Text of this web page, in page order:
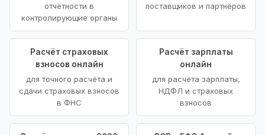
отчётности в
контролирующие органы
поставщиков и партнёров
Расчёт страховых
взносов онлайн
для точного расчёта и
сдачи страховых взносов
в ФНС
Расчёт зарплаты
онлайн
для расчёта зарплаты,
НДФЛ и страховых
взносов